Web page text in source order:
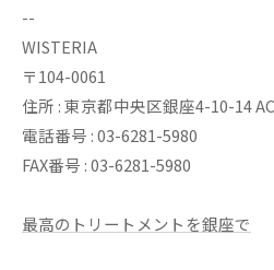
--
WISTERIA
〒104-0061
住所 : 東京都中央区銀座4-10-14
電話番号 : 03-6281-5980
FAX番号 : 03-6281-5980
最高のトリートメントを銀座で